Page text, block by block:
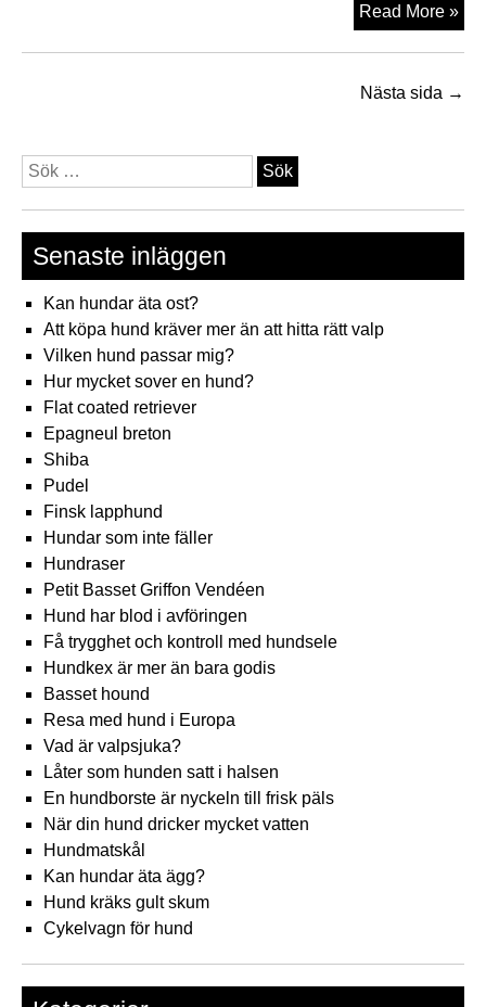
Read More »
är
Nästa sida →
Sök
efter:
Senaste inläggen
Kan hundar äta ost?
Att köpa hund kräver mer än att hitta rätt valp
Vilken hund passar mig?
Hur mycket sover en hund?
Flat coated retriever
Epagneul breton
Shiba
Pudel
Finsk lapphund
Hundar som inte fäller
Hundraser
Petit Basset Griffon Vendéen
Hund har blod i avföringen
Få trygghet och kontroll med hundsele
Hundkex är mer än bara godis
Basset hound
Resa med hund i Europa
Vad är valpsjuka?
Låter som hunden satt i halsen
En hundborste är nyckeln till frisk päls
När din hund dricker mycket vatten
Hundmatskål
Kan hundar äta ägg?
Hund kräks gult skum
Cykelvagn för hund